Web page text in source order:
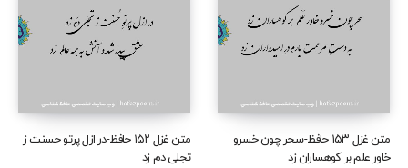
متن غزل ۱۵۳ حافظ-سحر چون خسرو
خاور علم بر کوهساران زد
متن غزل ۱۵۲ حافظ-در ازل پرتو حسنت ز
تجلی دم زد